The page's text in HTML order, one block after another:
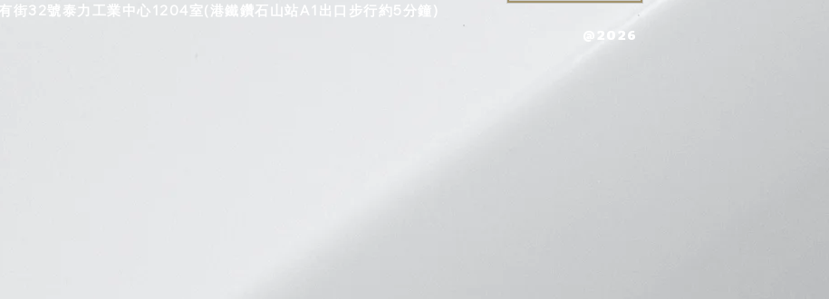
街32號泰力工業中心1204室(港鐵鑽石山站A1出口步行約5分鐘)
@2026